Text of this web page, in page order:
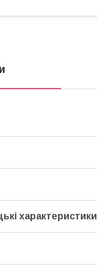
характеристики